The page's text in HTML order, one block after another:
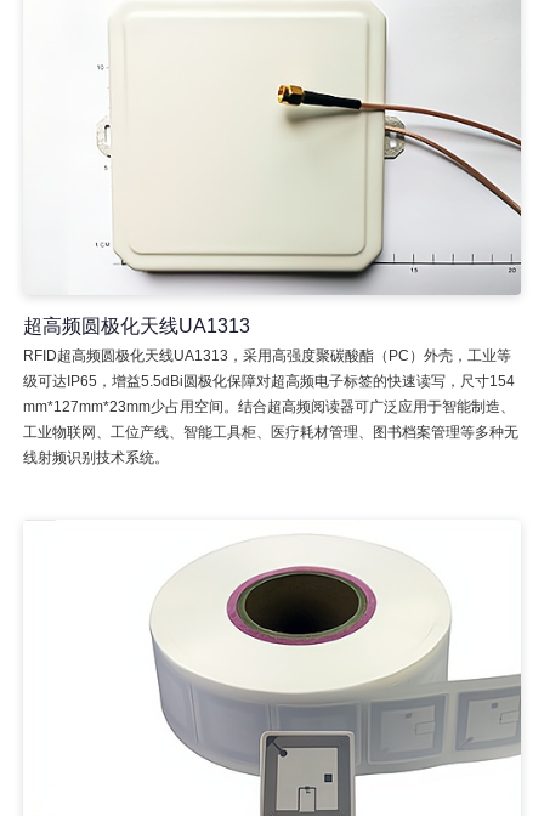
超高频圆极化天线UA1313
RFID超高频圆极化天线UA1313，采用高强度聚碳酸酯（PC）外壳，工业等
级可达IP65，增益5.5dBi圆极化保障对超高频电子标签的快速读写，尺寸154
mm*127mm*23mm少占用空间。结合超高频阅读器可广泛应用于智能制造、
工业物联网、工位产线、智能工具柜、医疗耗材管理、图书档案管理等多种无
线射频识别技术系统。